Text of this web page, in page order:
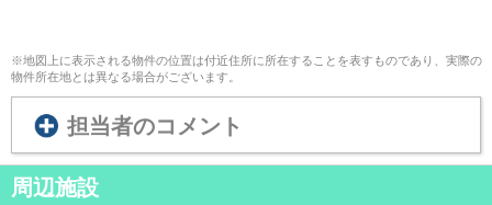
※地図上に表示される物件の位置は付近住所に所在することを表すものであり、実際の
物件所在地とは異なる場合がございます。
担当者のコメント
周辺施設